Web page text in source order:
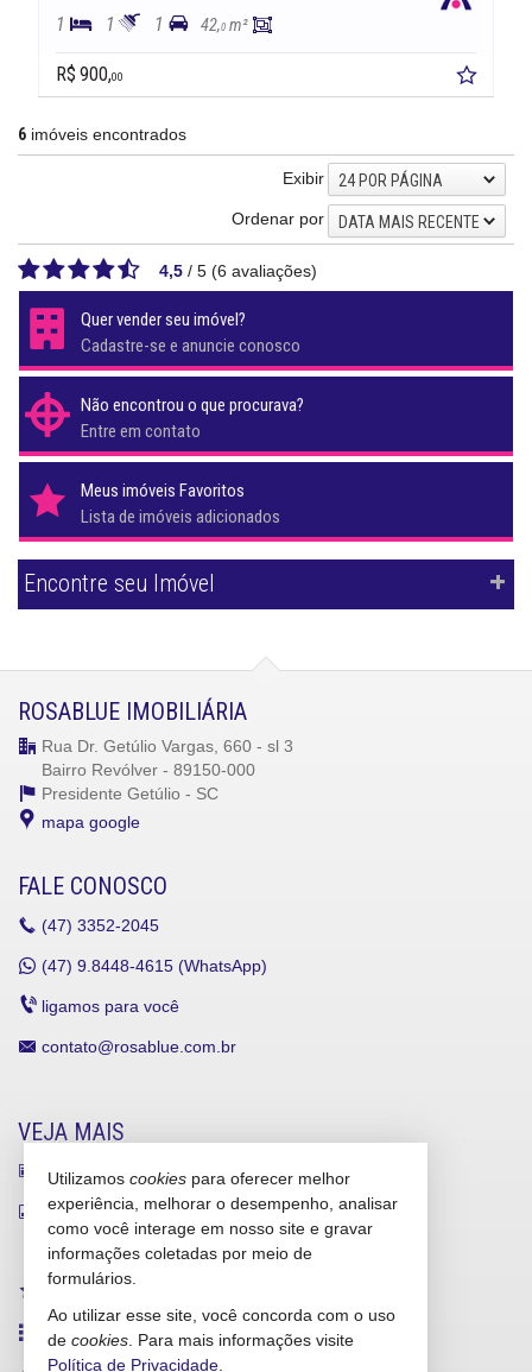
1 1 1 42,0 m²
R$ 900,00
6 imóveis encontrados
Exibir
24 POR PÁGINA
Ordenar por
DATA MAIS RECENTE
4,5 / 5 (6 avaliações)
Quer vender seu imóvel?
Cadastre-se e anuncie conosco
Não encontrou o que procurava?
Entre em contato
Meus imóveis Favoritos
Lista de imóveis adicionados
Encontre seu Imóvel
ROSABLUE IMOBILIÁRIA
Rua Dr. Getúlio Vargas, 660 - sl 3
Bairro Revólver - 89150-000
Presidente Getúlio - SC
mapa google
FALE CONOSCO
(47) 3352-2045
(47) 9.8448-4615 (WhatsApp)
ligamos para você
contato@rosablue.com.br
VEJA MAIS
receba nosso newsletter
indicadores financeiros
cadastre seu imóvel
mapa de imóveis
Utilizamos cookies para oferecer melhor
experiência, melhorar o desempenho, analisar
como você interage em nosso site e gravar
informações coletadas por meio de
formulários.
Ao utilizar esse site, você concorda com o uso
de cookies . Para mais informações visite
Política de Privacidade